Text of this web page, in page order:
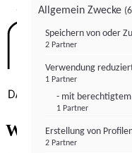
Wie gewohnt
Allgemein Zwecke
Speichern von oder
2 Partner
Verwendung
1 Partner
- mit
1 Partner
Erstellung von
2 Partner